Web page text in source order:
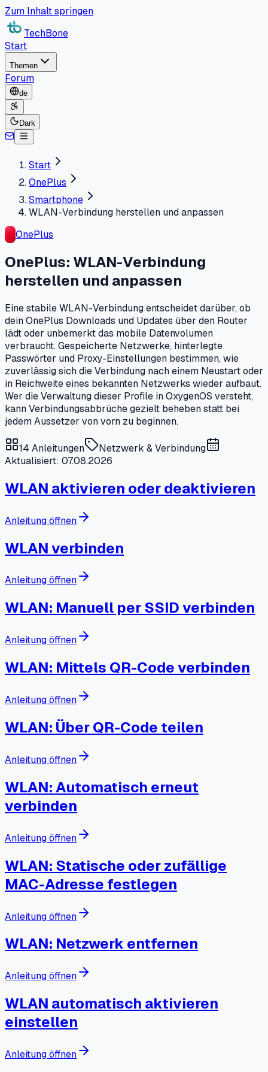
Zum Inhalt springen
TechBone
Start
Themen
Forum
de
Dark
Start
OnePlus
Smartphone
WLAN-Verbindung herstellen und anpassen
OnePlus
OnePlus: WLAN-Verbindung
herstellen und anpassen
Eine stabile WLAN-Verbindung entscheidet darüber, ob
dein OnePlus Downloads und Updates über den Router
lädt oder unbemerkt das mobile Datenvolumen
verbraucht. Gespeicherte Netzwerke, hinterlegte
Passwörter und Proxy-Einstellungen bestimmen, wie
zuverlässig sich die Verbindung nach einem Neustart oder
in Reichweite eines bekannten Netzwerks wieder aufbaut.
Wer die Verwaltung dieser Profile in OxygenOS versteht,
kann Verbindungsabbrüche gezielt beheben statt bei
jedem Aussetzer von vorn zu beginnen.
14 Anleitungen
Netzwerk & Verbindung
Aktualisiert: 07.08.2026
WLAN aktivieren oder deaktivieren
Anleitung öffnen
WLAN verbinden
Anleitung öffnen
WLAN: Manuell per SSID verbinden
Anleitung öffnen
WLAN: Mittels QR-Code verbinden
Anleitung öffnen
WLAN: Über QR-Code teilen
Anleitung öffnen
WLAN: Automatisch erneut
verbinden
Anleitung öffnen
WLAN: Statische oder zufällige
MAC-Adresse festlegen
Anleitung öffnen
WLAN: Netzwerk entfernen
Anleitung öffnen
WLAN automatisch aktivieren
einstellen
Anleitung öffnen